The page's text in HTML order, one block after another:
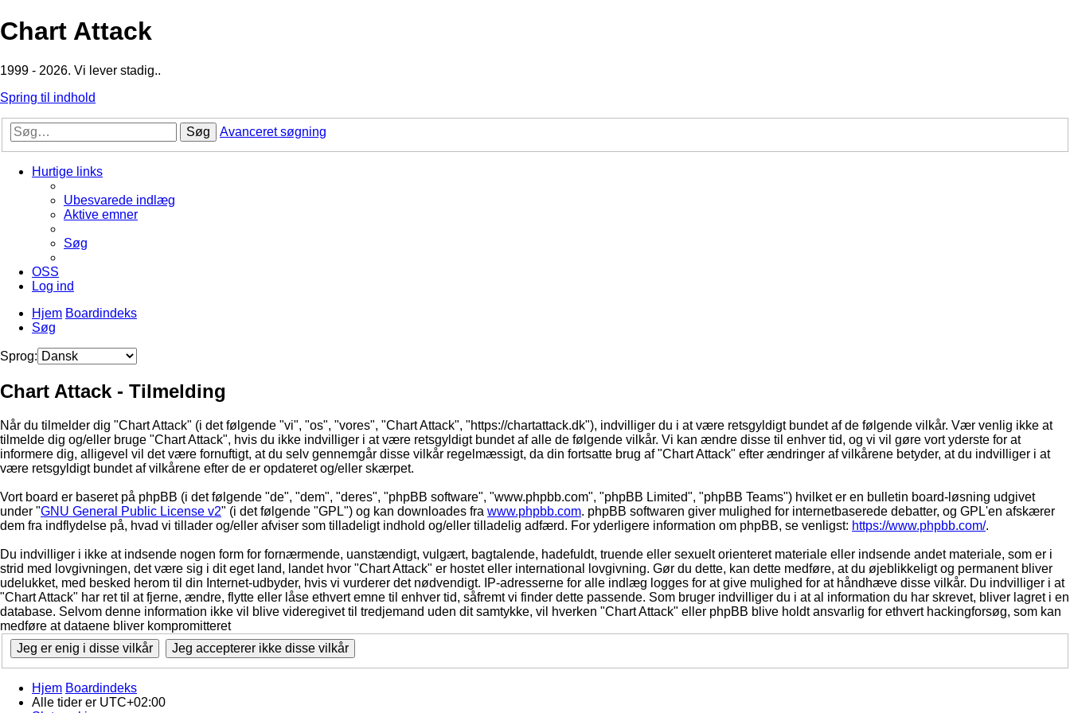
Chart Attack
1999 - 2026. Vi lever stadig..
Spring til indhold
Søg Avanceret søgning
Hurtige links
Ubesvarede indlæg
Aktive emner
Søg
OSS
Log ind
Hjem Boardindeks
Søg
Sprog:
Chart Attack - Tilmelding
Når du tilmelder dig "Chart Attack" (i det følgende "vi", "os", "vores", "Chart Attack", "https://chartattack.dk"), indvilliger du i at være retsgyldigt bundet af de følgende vilkår. Vær venlig ikke at
tilmelde dig og/eller bruge "Chart Attack", hvis du ikke indvilliger i at være retsgyldigt bundet af alle de følgende vilkår. Vi kan ændre disse til enhver tid, og vi vil gøre vort yderste for at
informere dig, alligevel vil det være fornuftigt, at du selv gennemgår disse vilkår regelmæssigt, da din fortsatte brug af "Chart Attack" efter ændringer af vilkårene betyder, at du indvilliger i at
være retsgyldigt bundet af vilkårene efter de er opdateret og/eller skærpet.
Vort board er baseret på phpBB (i det følgende "de", "dem", "deres", "phpBB software", "www.phpbb.com", "phpBB Limited", "phpBB Teams") hvilket er en bulletin board-løsning udgivet
under "GNU General Public License v2" (i det følgende "GPL") og kan downloades fra www.phpbb.com. phpBB softwaren giver mulighed for internetbaserede debatter, og GPL'en afskærer
dem fra indflydelse på, hvad vi tillader og/eller afviser som tilladeligt indhold og/eller tilladelig adfærd. For yderligere information om phpBB, se venligst: https://www.phpbb.com/.
Du indvilliger i ikke at indsende nogen form for fornærmende, uanstændigt, vulgært, bagtalende, hadefuldt, truende eller sexuelt orienteret materiale eller indsende andet materiale, som er i
strid med lovgivningen, det være sig i dit eget land, landet hvor "Chart Attack" er hostet eller international lovgivning. Gør du dette, kan dette medføre, at du øjeblikkeligt og permanent bliver
udelukket, med besked herom til din Internet-udbyder, hvis vi vurderer det nødvendigt. IP-adresserne for alle indlæg logges for at give mulighed for at håndhæve disse vilkår. Du indvilliger i at
"Chart Attack" har ret til at fjerne, ændre, flytte eller låse ethvert emne til enhver tid, såfremt vi finder dette passende. Som bruger indvilliger du i at al information du har skrevet, bliver lagret i en
database. Selvom denne information ikke vil blive videregivet til tredjemand uden dit samtykke, vil hverken "Chart Attack" eller phpBB blive holdt ansvarlig for ethvert hackingforsøg, som kan
medføre at dataene bliver kompromitteret
Hjem Boardindeks
Alle tider er UTC+02:00